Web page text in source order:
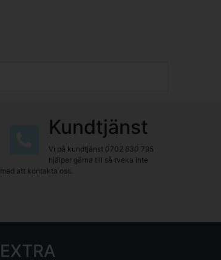
Kundtjänst
Vi på kundtjänst 0702 630 795
hjälper gärna till så tveka inte
med att kontakta oss.
EXTRA